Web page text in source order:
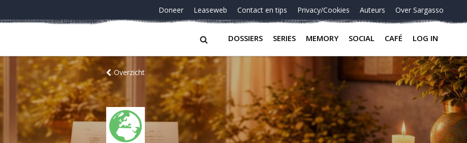
Doneer Leaseweb Contact en tips Privacy/Cookies Auteurs Over Sargasso
DOSSIERS SERIES MEMORY SOCIAL CAFÉ LOG IN
Overzicht